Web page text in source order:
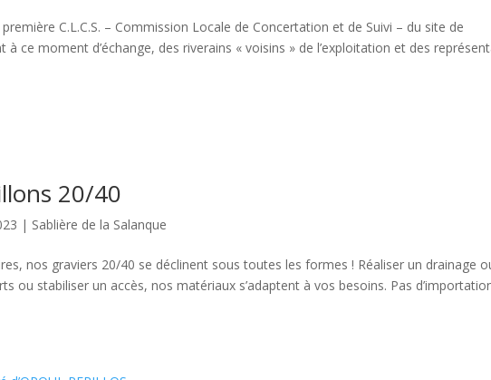
C.L.C.S. – Commission Locale de Concertation et de Suivi – du site de
à ce moment d’échange, des riverains « voisins » de l’exploitation et des
20/40
| Sablière de la Salanque
nos graviers 20/40 se déclinent sous toutes les formes ! Réaliser un drainage
ou stabiliser un accès, nos matériaux s’adaptent à vos besoins. Pas